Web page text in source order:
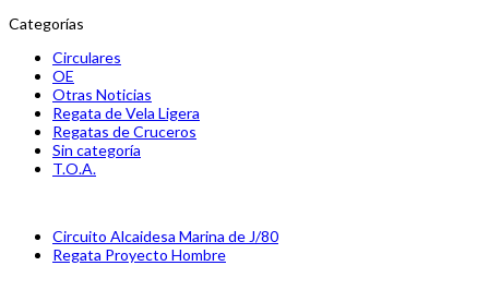
Categorías
Circulares
OE
Otras Noticias
Regata de Vela Ligera
Regatas de Cruceros
Sin categoría
T.O.A.
previous
post:
Circuito Alcaidesa Marina de J/80
next
Regata Proyecto Hombre